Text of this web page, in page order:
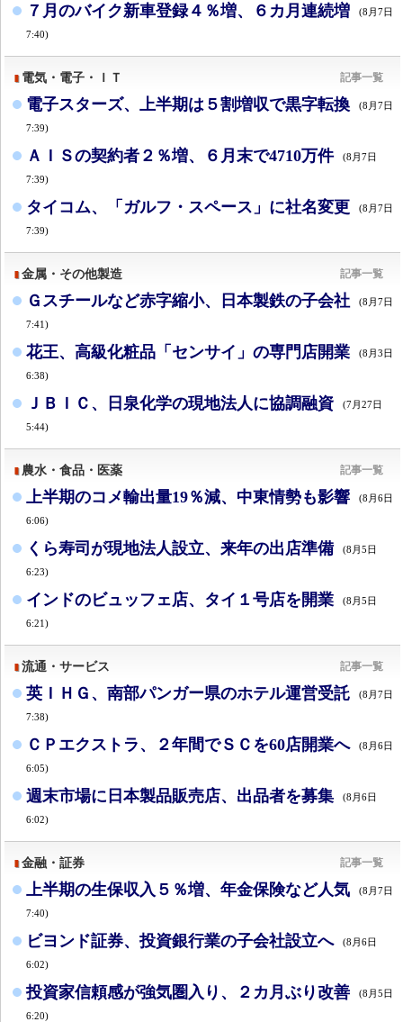
７月のバイク新車登録４％増、６カ月連続増 (8月7日
7:40)
電気・電子・ＩＴ 記事一覧
電子スターズ、上半期は５割増収で黒字転換 (8月7日
7:39)
ＡＩＳの契約者２％増、６月末で4710万件 (8月7日
7:39)
タイコム、「ガルフ・スペース」に社名変更 (8月7日
7:39)
金属・その他製造 記事一覧
Ｇスチールなど赤字縮小、日本製鉄の子会社 (8月7日
7:41)
花王、高級化粧品「センサイ」の専門店開業 (8月3日
6:38)
ＪＢＩＣ、日泉化学の現地法人に協調融資 (7月27日
5:44)
農水・食品・医薬 記事一覧
上半期のコメ輸出量19％減、中東情勢も影響 (8月6日
6:06)
くら寿司が現地法人設立、来年の出店準備 (8月5日
6:23)
インドのビュッフェ店、タイ１号店を開業 (8月5日
6:21)
流通・サービス 記事一覧
英ＩＨＧ、南部パンガー県のホテル運営受託 (8月7日
7:38)
ＣＰエクストラ、２年間でＳＣを60店開業へ (8月6日
6:05)
週末市場に日本製品販売店、出品者を募集 (8月6日
6:02)
金融・証券 記事一覧
上半期の生保収入５％増、年金保険など人気 (8月7日
7:40)
ビヨンド証券、投資銀行業の子会社設立へ (8月6日
6:02)
投資家信頼感が強気圏入り、２カ月ぶり改善 (8月5日
6:20)